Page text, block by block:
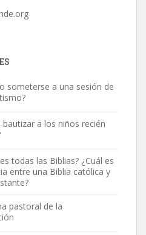
someterse a una sesión de
bautizar a los niños recién
todas las Biblias? ¿Cuál es
entre una Biblia católica y
pastoral de la